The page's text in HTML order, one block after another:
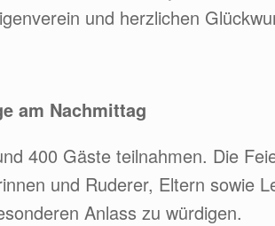
und herzlichen
am Nachmittag
400 Gäste teilnahmen. Die
und Ruderer, Eltern sowie
Anlass zu würdigen.